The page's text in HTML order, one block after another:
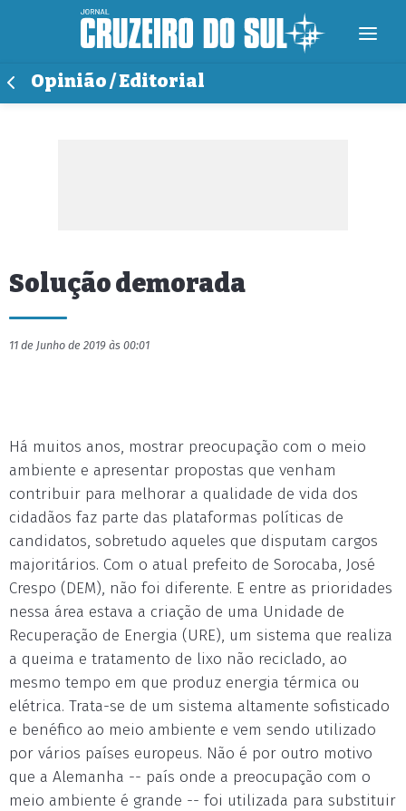
Opinião / Editorial
Solução demorada
11 de Junho de 2019 às 00:01
Há muitos anos, mostrar preocupação com o meio
ambiente e apresentar propostas que venham
contribuir para melhorar a qualidade de vida dos
cidadãos faz parte das plataformas políticas de
candidatos, sobretudo aqueles que disputam cargos
majoritários. Com o atual prefeito de Sorocaba, José
Crespo (DEM), não foi diferente. E entre as prioridades
nessa área estava a criação de uma Unidade de
Recuperação de Energia (URE), um sistema que realiza
a queima e tratamento de lixo não reciclado, ao
mesmo tempo em que produz energia térmica ou
elétrica. Trata-se de um sistema altamente sofisticado
e benéfico ao meio ambiente e vem sendo utilizado
por vários países europeus. Não é por outro motivo
que a Alemanha -- país onde a preocupação com o
meio ambiente é grande -- foi utilizada para substituir